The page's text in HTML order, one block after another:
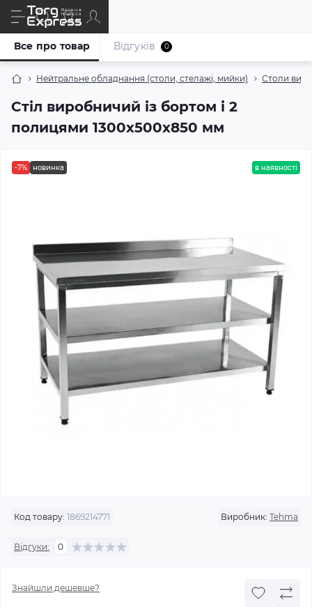
Нейтральне обладнання (столи, стелажі, мийки) Столи
Стіл виробничий із бортом і 2
полицями 1300х500х850 мм
Все про товар Відгуків 0
-7% новинка в наявності
Код товару: 1869214771 Виробник: Tehma
Відгуки: 0
Знайшли дешевше?